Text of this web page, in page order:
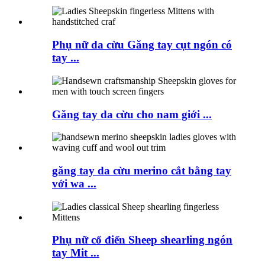
Phụ nữ da cừu Găng tay cụt ngón có
tay ...
Găng tay da cừu cho nam giới ...
găng tay da cừu merino cắt bằng tay
với wa ...
Phụ nữ cổ điển Sheep shearling ngón
tay Mit ...